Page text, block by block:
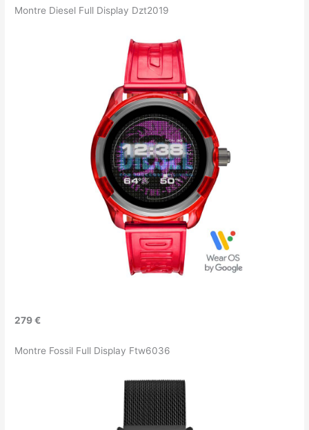
Montre Diesel Full Display Dzt2019
279 €
Montre Fossil Full Display Ftw6036